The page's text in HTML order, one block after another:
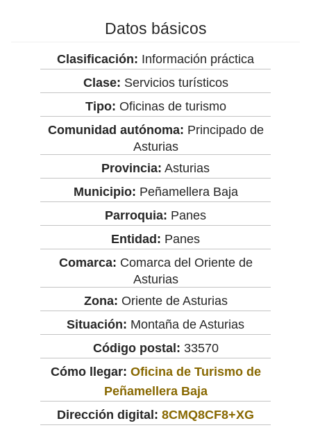
Datos básicos
Clasificación: Información práctica
Clase: Servicios turísticos
Tipo: Oficinas de turismo
Comunidad autónoma: Principado de
Asturias
Provincia: Asturias
Municipio: Peñamellera Baja
Parroquia: Panes
Entidad: Panes
Comarca: Comarca del Oriente de
Asturias
Zona: Oriente de Asturias
Situación: Montaña de Asturias
Código postal: 33570
Cómo llegar: Oficina de Turismo de
Peñamellera Baja
Dirección digital: 8CMQ8CF8+XG